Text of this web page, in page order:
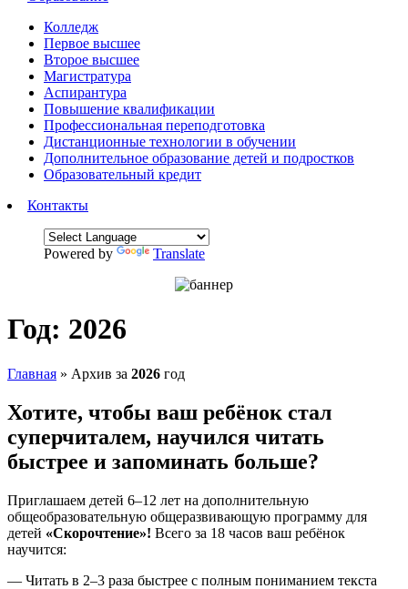
Колледж
Первое высшее
Второе высшее
Магистратура
Аспирантура
Повышение квалификации
Профессиональная переподготовка
Дистанционные технологии в обучении
Дополнительное образование детей и подростков
Образовательный кредит
Контакты
Powered by Translate
Год: 2026
Главная » Архив за 2026 год
Хотите, чтобы ваш ребёнок стал
суперчиталем, научился читать
быстрее и запоминать больше?
Приглашаем детей 6–12 лет на дополнительную
общеобразовательную общеразвивающую программу для
детей «Скорочтение»! Всего за 18 часов ваш ребёнок
научится:
— Читать в 2–3 раза быстрее с полным пониманием текста